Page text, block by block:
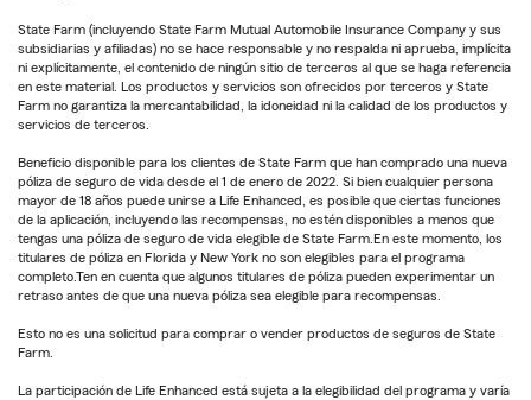
State Farm (incluyendo State Farm Mutual Automobile Insurance Company y sus
subsidiarias y afiliadas) no se hace responsable y no respalda ni aprueba, implícita
ni explícitamente, el contenido de ningún sitio de terceros al que se haga referencia
en este material. Los productos y servicios son ofrecidos por terceros y State
Farm no garantiza la mercantabilidad, la idoneidad ni la calidad de los productos y
servicios de terceros.
Beneficio disponible para los clientes de State Farm que han comprado una nueva
póliza de seguro de vida desde el 1 de enero de 2022. Si bien cualquier persona
mayor de 18 años puede unirse a Life Enhanced, es posible que ciertas funciones
de la aplicación, incluyendo las recompensas, no estén disponibles a menos que
tengas una póliza de seguro de vida elegible de State Farm.En este momento, los
titulares de póliza en Florida y New York no son elegibles para el programa
completo.Ten en cuenta que algunos titulares de póliza pueden experimentar un
retraso antes de que una nueva póliza sea elegible para recompensas.
Esto no es una solicitud para comprar o vender productos de seguros de State
Farm.
La participación de Life Enhanced está sujeta a la elegibilidad del programa y varía